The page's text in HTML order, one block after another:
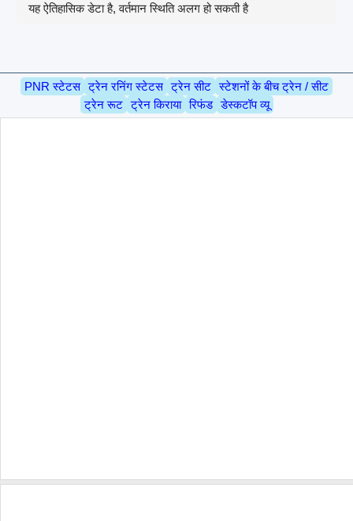
यह ऐतिहासिक डेटा है, वर्तमान स्थिति अलग हो सकती है
PNR स्टेटस ट्रेन रनिंग स्टेटस ट्रेन सीट स्टेशनों के बीच ट्रेन / सीट
ट्रेन रूट ट्रेन किराया रिफंड डेस्कटॉप व्यू